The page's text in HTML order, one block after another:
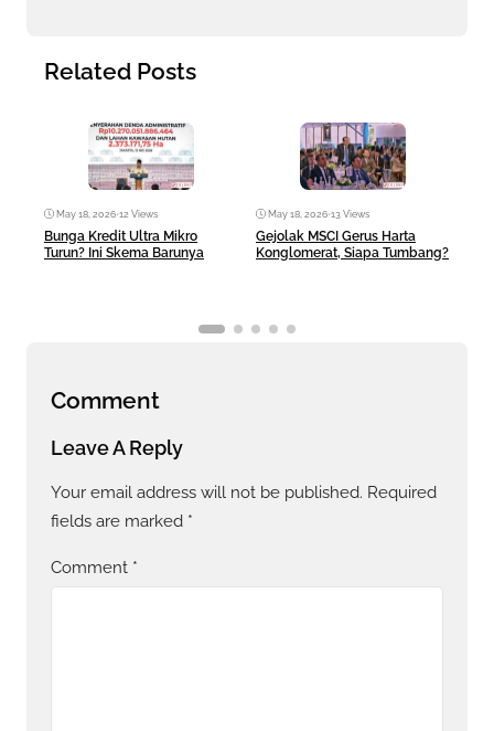
Related Posts
May 18, 2026•12 Views
Bunga Kredit Ultra Mikro
Turun? Ini Skema Barunya
May 18, 2026•13 Views
Gejolak MSCI Gerus Harta
Konglomerat, Siapa Tumbang?
Comment
Leave A Reply
Your email address will not be published. Required
fields are marked *
Comment *